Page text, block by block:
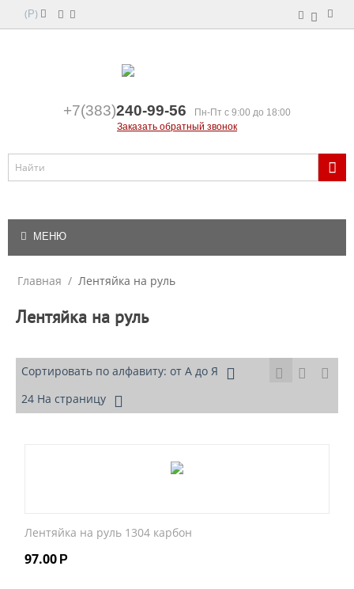
( Р)
+7(383)240-99-56
Пн-Пт с 9:00 до 18:00
Заказать обратный звонок
МЕНЮ
Главная / Лентяйка на руль
Лентяйка на руль
Сортировать по алфавиту: от А до Я
24 На страницу
Лентяйка на руль 1304 карбон
97.00 Р